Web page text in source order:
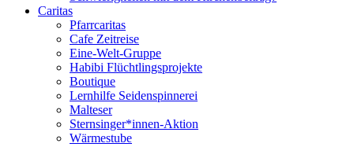
Caritas
Pfarrcaritas
Cafe Zeitreise
Eine-Welt-Gruppe
Habibi Flüchtlingsprojekte
Boutique
Lernhilfe Seidenspinnerei
Malteser
Sternsinger*innen-Aktion
Wärmestube